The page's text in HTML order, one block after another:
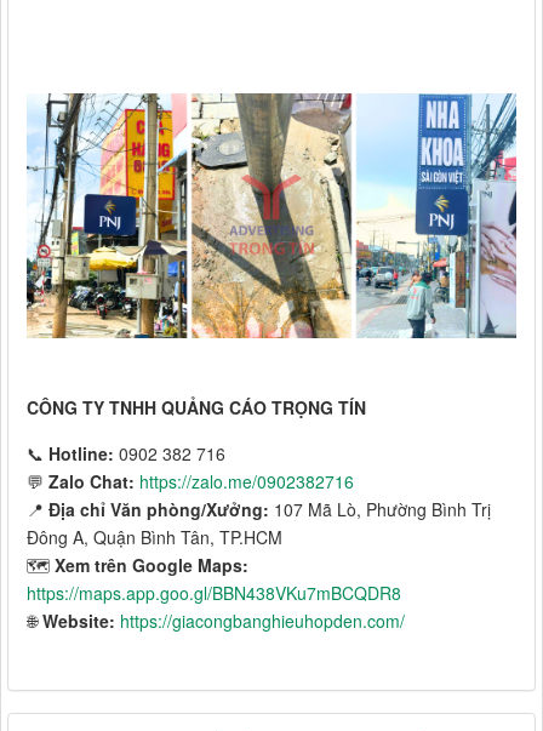
CÔNG TY TNHH QUẢNG CÁO TRỌNG TÍN
📞 Hotline: 0902 382 716
💬 Zalo Chat: https://zalo.me/0902382716
📍 Địa chỉ Văn phòng/Xưởng: 107 Mã Lò, Phường Bình Trị
Đông A, Quận Bình Tân, TP.HCM
🗺️ Xem trên Google Maps:
https://maps.app.goo.gl/BBN438VKu7mBCQDR8
🌐Website: https://giacongbanghieuhopden.com/